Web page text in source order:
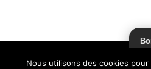
?
Nous utilisons des cookies